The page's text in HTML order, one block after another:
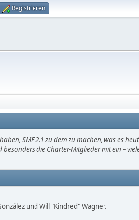
Registrieren
SMF 2.1 zu dem zu machen, was es
die Charter-Mitglieder mit ein –
und Will "Kindred" Wagner.